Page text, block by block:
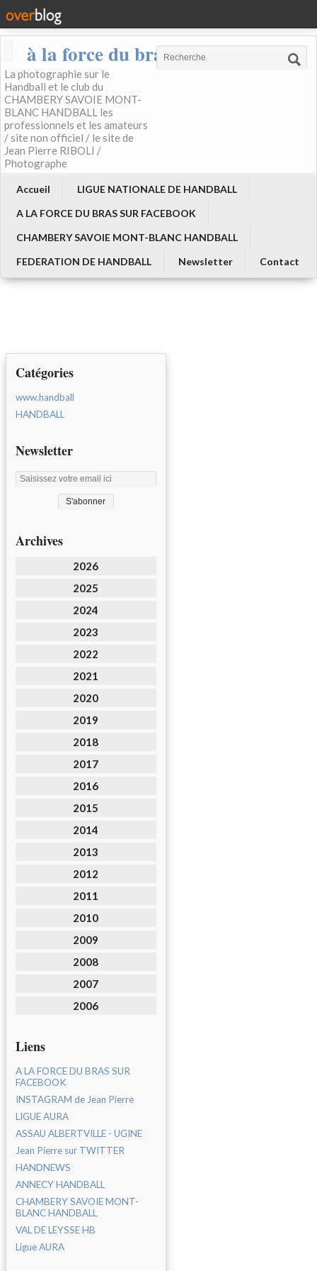
à la force du bras
La photographie sur le
Handball et le club du
CHAMBERY SAVOIE MONT-
BLANC HANDBALL les
professionnels et les amateurs
/ site non officiel / le site de
Jean Pierre RIBOLI /
Photographe
Accueil
LIGUE NATIONALE DE HANDBALL
A LA FORCE DU BRAS SUR FACEBOOK
CHAMBERY SAVOIE MONT-BLANC HANDBALL
FEDERATION DE HANDBALL
Newsletter Contact
Catégories
www.handball
HANDBALL
Newsletter
Archives
2026
2025
2024
2023
2022
2021
2020
2019
2018
2017
2016
2015
2014
2013
2012
2011
2010
2009
2008
2007
2006
Liens
A LA FORCE DU BRAS SUR
FACEBOOK
INSTAGRAM de Jean Pierre
LIGUE AURA
ASSAU ALBERTVILLE - UGINE
Jean Pierre sur TWITTER
HANDNEWS
ANNECY HANDBALL
CHAMBERY SAVOIE MONT-
BLANC HANDBALL
VAL DE LEYSSE HB
Ligue AURA